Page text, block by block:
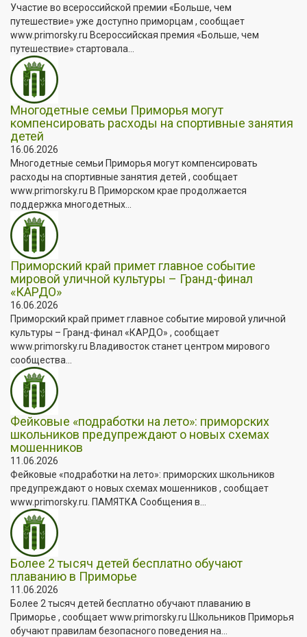
Участие во всероссийской премии «Больше, чем
путешествие» уже доступно приморцам , сообщает
www.primorsky.ru Всероссийская премия «Больше, чем
путешествие» стартовала...
Многодетные семьи Приморья могут
компенсировать расходы на спортивные занятия
детей
16.06.2026
Многодетные семьи Приморья могут компенсировать
расходы на спортивные занятия детей , сообщает
www.primorsky.ru В Приморском крае продолжается
поддержка многодетных...
Приморский край примет главное событие
мировой уличной культуры – Гранд-финал
«КАРДО»
16.06.2026
Приморский край примет главное событие мировой уличной
культуры – Гранд-финал «КАРДО» , сообщает
www.primorsky.ru Владивосток станет центром мирового
сообщества...
Фейковые «подработки на лето»: приморских
школьников предупреждают о новых схемах
мошенников
11.06.2026
Фейковые «подработки на лето»: приморских школьников
предупреждают о новых схемах мошенников , сообщает
www.primorsky.ru. ПАМЯТКА Сообщения в...
Более 2 тысяч детей бесплатно обучают
плаванию в Приморье
11.06.2026
Более 2 тысяч детей бесплатно обучают плаванию в
Приморье , сообщает www.primorsky.ru Школьников Приморья
обучают правилам безопасного поведения на...